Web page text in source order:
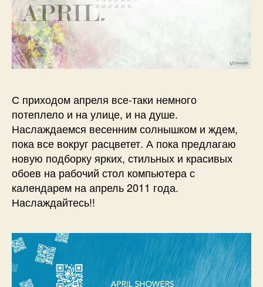
С приходом апреля все-таки немного
потеплело и на улице, и на душе.
Наслаждаемся весенним солнышком и ждем,
пока все вокруг расцветет. А пока предлагаю
новую подборку ярких, стильных и красивых
обоев на рабочий стол компьютера с
календарем на апрель 2011 года.
Наслаждайтесь!!